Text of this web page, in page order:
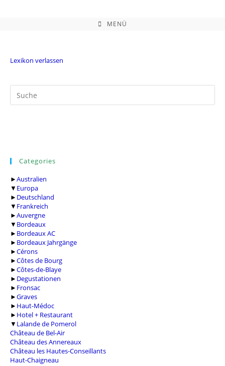
MENÜ
Lexikon verlassen
Categories
►Australien
▼ Europa
► Deutschland
▼ Frankreich
►Auvergne
▼ Bordeaux
► Bordeaux AC
► Bordeaux Jahrgänge
►Cérons
►Côtes de Bourg
►Côtes-de-Blaye
► Degustationen
► Fronsac
►Graves
► Haut-Médoc
► Hotel + Restaurant
▼ Lalande de Pomerol
Château de Bel-Air
Château des Annereaux
Château les Hautes-Conseillants
Haut-Chaigneau